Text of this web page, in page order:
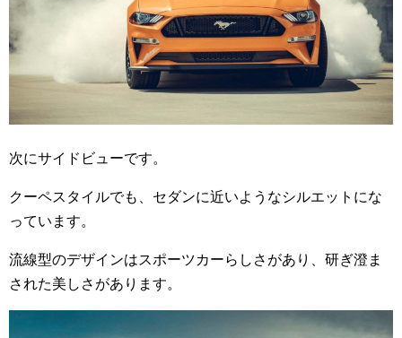
次にサイドビューです。
クーペスタイルでも、セダンに近いようなシルエットにな
っています。
流線型のデザインはスポーツカーらしさがあり、研ぎ澄ま
された美しさがあります。